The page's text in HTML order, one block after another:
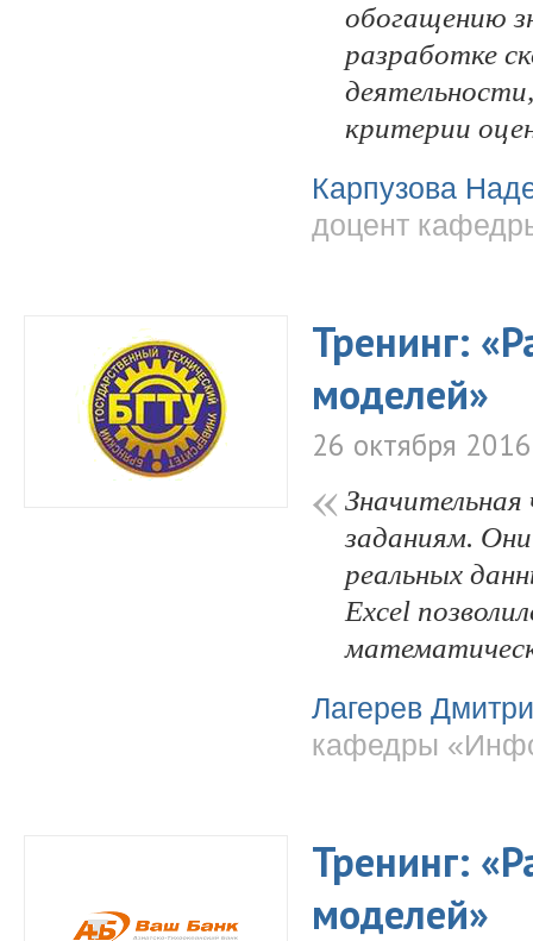
обогащению
разработке
критерии
Карпузова
доцент
Тренинг:
моделей»
26 октября 2016
заданиям.
реальных
Excel
Лагерев
кафедры
Тренинг:
моделей»